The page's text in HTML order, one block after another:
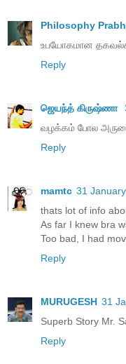
Philosophy
உபயோகமான
Reply
ஜெயந்த் கிருஷ்ணா
வழக்கம் போல
Reply
mamtc 31
thats lot of info
As far I knew bra
Too bad, I had
Reply
MURUGESH 31
Superb Story Mr.
Reply